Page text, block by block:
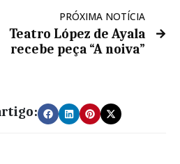
PRÓXIMA NOTÍCIA
Teatro López de Ayala
recebe peça “A noiva”